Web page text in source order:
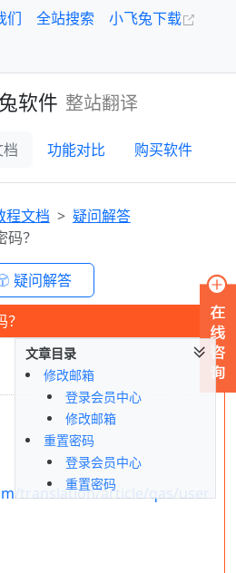
们 全站搜索
小飞兔下载
软件 整站翻译
功能对比 购买软件
程文档
疑问解答
？
疑问解答
文章目录
修改邮箱
登录会员中心
修改邮箱
重置密码
登录会员中心
重置密码
translation/article/qas/user